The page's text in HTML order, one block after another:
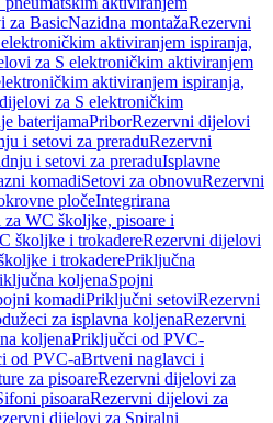
za BasicNazidna montažaRezervni
aktiviranjem ispiranja,
za S elektroničkim aktiviranjem
aktiviranjem ispiranja,
za S elektroničkim
baterijamaPriborRezervni dijelovi
i setovi za preraduRezervni
i setovi za preraduIsplavne
komadiSetovi za obnovuRezervni
pločeIntegrirana
WC školjke, pisoare i
školjke i trokadereRezervni dijelovi
i trokaderePriključna
koljenaSpojni
komadiPriključni setoviRezervni
za isplavna koljenaRezervni
koljenaPriključci od PVC-
od PVC-aBrtveni naglavci i
za pisoareRezervni dijelovi za
pisoaraRezervni dijelovi za
dijelovi za Spiralni